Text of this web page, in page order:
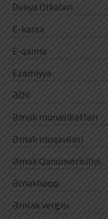
Dünya Ölkələri
E-kassa
E-qaimə
Ezamiyyə
ƏDV
Əmək münasibətləri
Əmək müqaviləsi
Əmək Qanunvericiliyi
Əməkhaqqı
Əmlak vergisi